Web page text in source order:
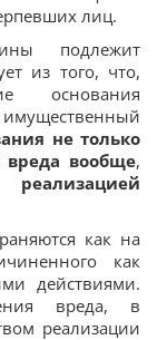
лиц.
подлежит
из того, что,
основания
не только
вреда вообще,
реализацией
как на
как
действиями.
вреда, в
реализации